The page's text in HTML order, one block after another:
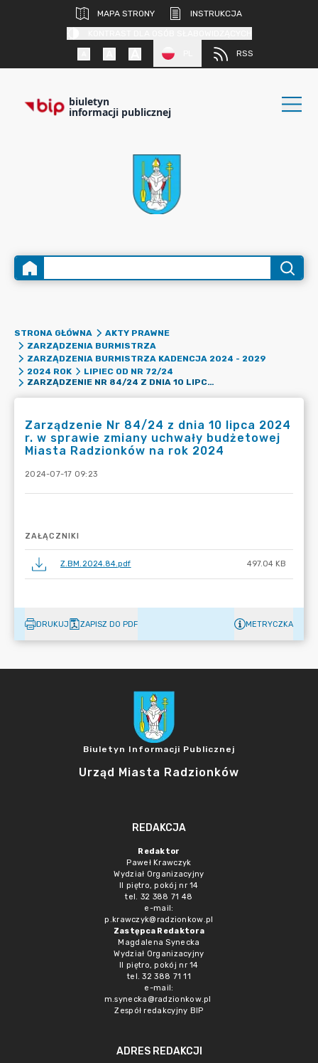
MAPA STRONY
INSTRUKCJA
RSS
biuletyn
informacji publicznej
STRONA GŁÓWNA
AKTY PRAWNE
ZARZĄDZENIA BURMISTRZA
ZARZĄDZENIA BURMISTRZA KADENCJA 2024 - 2029
2024 ROK
LIPIEC OD NR 72/24
ZARZĄDZENIE NR 84/24 Z DNIA 10 LIPCA 2024 R. W SPRAWIE ZMIANY UCHWAŁY BUDŻETOWEJ MIASTA RADZIONKÓW NA ROK 2024
Zarządzenie Nr 84/24 z dnia 10 lipca 2024
r. w sprawie zmiany uchwały budżetowej
Miasta Radzionków na rok 2024
2024-07-17 09:23
ZAŁĄCZNIKI
Z.BM.2024.84.pdf 497.04 KB
DRUKUJ ZAPISZ DO PDF METRYCZKA
Biuletyn Informacji Publicznej
Urząd Miasta Radzionków
REDAKCJA
Redaktor
Paweł Krawczyk
Wydział Organizacyjny
II piętro, pokój nr 14
tel. 32 388 71 48
e-mail:
p.krawczyk@radzionkow.pl
Zastępca Redaktora
Magdalena Synecka
Wydział Organizacyjny
II piętro, pokój nr 14
tel. 32 388 71 11
e-mail:
m.synecka@radzionkow.pl
Zespół redakcyjny BIP
ADRES REDAKCJI